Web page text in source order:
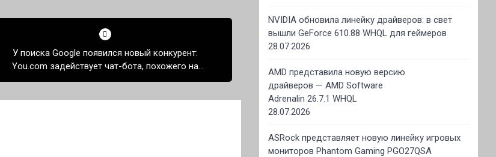
У поиска Google появился новый конкурент:
You.com задействует чат-бота, похожего на
ChatGPT, прямо в поиске
NVIDIA обновила линейку драйверов: в свет
вышли GeForce 610.88 WHQL для геймеров
28.07.2026
AMD представила новую версию
драйверов — AMD Software
Adrenalin 26.7.1 WHQL
28.07.2026
ASRock представляет новую линейку игровых
мониторов Phantom Gaming PGO27QSA